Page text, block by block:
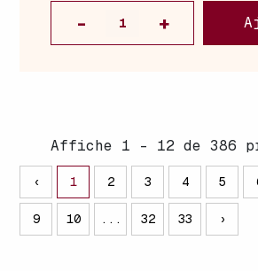
Affiche 1 - 12 de 386
‹ 1 2 3 4 5
9 10 ... 32 33 ›